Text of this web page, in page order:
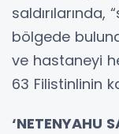
saldırılarında,
bölgede
ve hastaneyi
63 Filistinlinin
‘NETENYAHU